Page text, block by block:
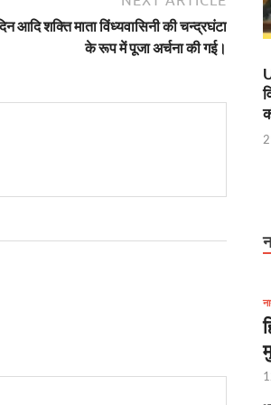
संचालन
होंगी डिजिटल
सीएम साय
एयरपोर्ट साबित हुआ सफल उदाहरण
सेविकाओं को देंगे कई सौगात
और पर्यावरण संरक्षण का अनूठा संगम
आदि शक्ति माता विंध्यवासिनी की चन्द्रघंटा
के रूप में पूजा अर्चना की गई।